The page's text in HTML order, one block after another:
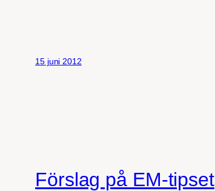
15 juni 2012
Förslag på EM-tipset